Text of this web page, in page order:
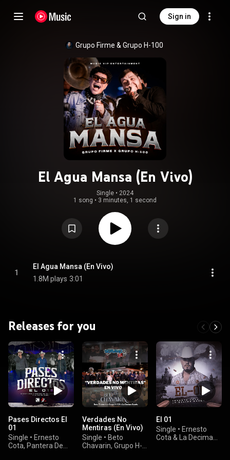
Sign in
Grupo Firme & Grupo H-100
El Agua Mansa (En Vivo)
Single • 2024
1 song • 3 minutes, 1 second
1
El Agua Mansa (En Vivo)
1.8M plays 3:01
Releases for you
Pases Directos El
01
Single • Ernesto
Cota, Pantera De
Verdades No
Mentiras (En Vivo)
Single • Beto
Chavarin, Grupo H-
El 01
Single • Ernesto
Cota & La Decima